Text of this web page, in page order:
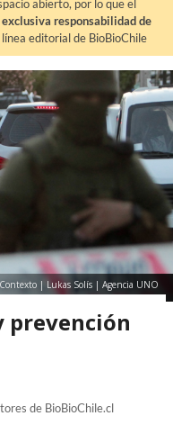
abierto, por lo que el
exclusiva responsabilidad de
editorial de BioBioChile
Contexto | Lukas Solís | Agencia UNO
prevención
de BioBioChile.cl